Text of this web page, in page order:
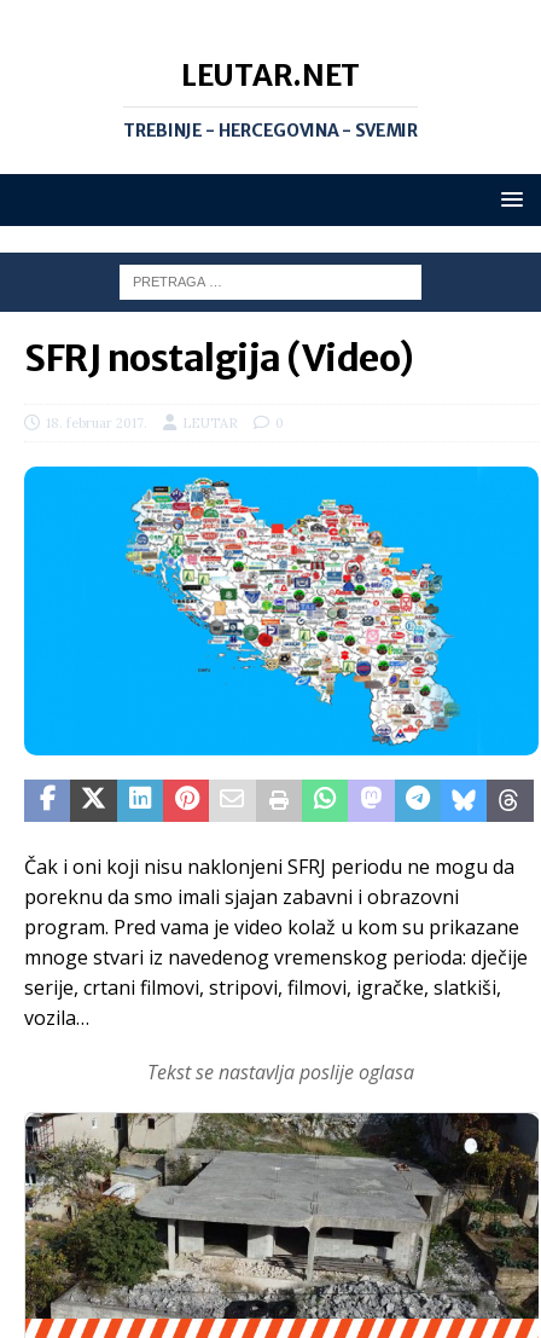
LEUTAR.NET
TREBINJE - HERCEGOVINA - SVEMIR
SFRJ nostalgija (Video)
18. februar 2017. LEUTAR 0
Čak i oni koji nisu naklonjeni SFRJ periodu ne mogu da
poreknu da smo imali sjajan zabavni i obrazovni
program. Pred vama je video kolaž u kom su prikazane
mnoge stvari iz navedenog vremenskog perioda: dječije
serije, crtani filmovi, stripovi, filmovi, igračke, slatkiši,
vozila…
Tekst se nastavlja poslije oglasa